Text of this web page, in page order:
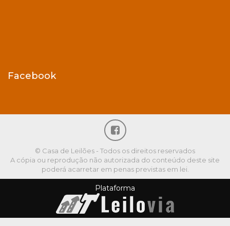
Facebook
© Casa de Leilões - Todos os direitos reservados
A cópia ou reprodução não autorizada do conteúdo deste site
poderá acarretar em penas previstas em lei.
Plataforma